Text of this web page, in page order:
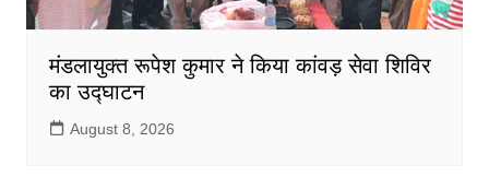
मंडलायुक्त रूपेश कुमार ने किया कांवड़ सेवा शिविर
का उद्घाटन
August 8, 2026